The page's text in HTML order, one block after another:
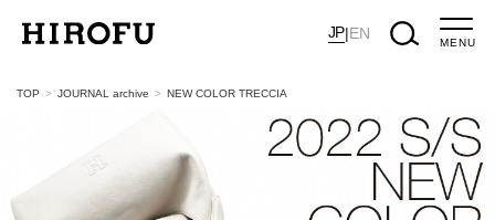
JP|EN
MENU
TOP JOURNAL archive NEW COLOR TRECCIA